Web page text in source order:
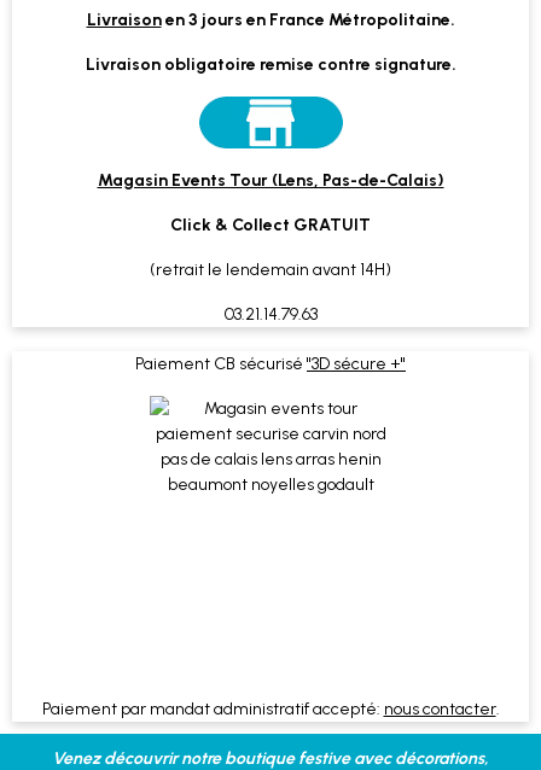
Livraisonen 3 jours en France Métropolitaine.
Livraison obligatoire remise contre signature.
Magasin Events Tour (Lens, Pas-de-Calais)
Click & Collect GRATUIT
(retrait le lendemain avant 14H)
03.21.14.79.63
Paiement CB sécurisé "3D sécure +"
Paiement par mandat administratif accepté: nous contacter.
Venez découvrir notre boutique festive avec décorations,